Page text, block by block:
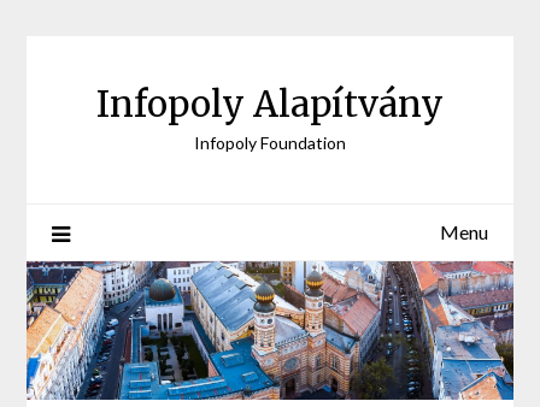
Infopoly Alapítvány
Infopoly Foundation
Menu